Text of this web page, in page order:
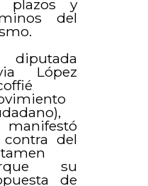
plazos y
del
diputada
López
del
su
de